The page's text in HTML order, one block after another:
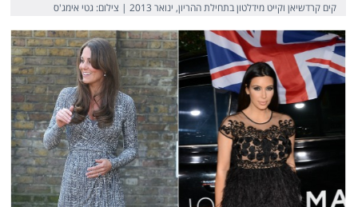
קים קרדשיאן וקייט מידלטון בתחילת ההריון, ינואר 2013 | צילום: גטי אימג'ס